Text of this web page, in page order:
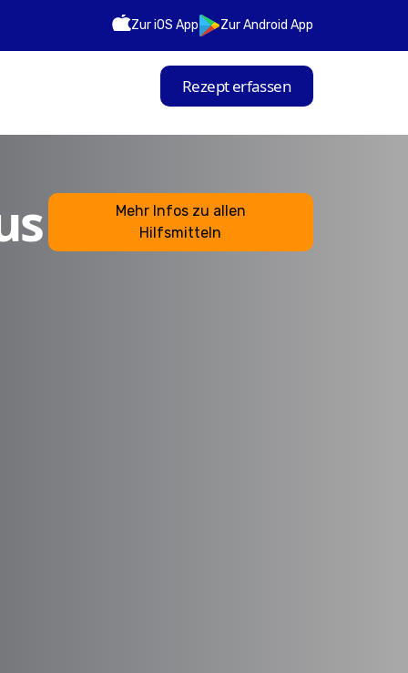
Zur iOS App Zur Android App
Rezept erfassen
Mehr Infos zu allen
Hilfsmitteln